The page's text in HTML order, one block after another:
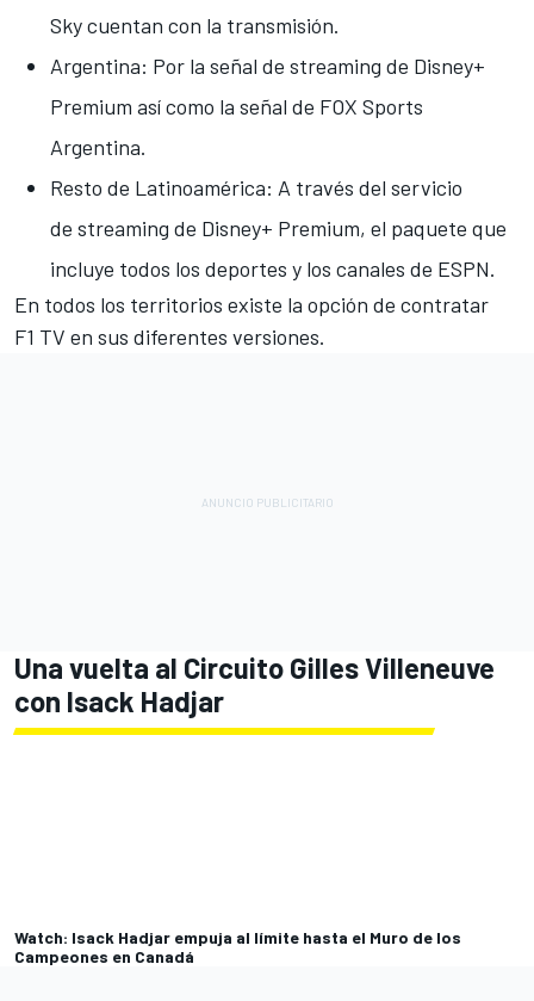
Sky cuentan con la transmisión.
Argentina: Por la señal de streaming de Disney+
Premium así como la señal de FOX Sports
Argentina.
Resto de Latinoamérica: A través del servicio
de streaming de Disney+ Premium, el paquete que
incluye todos los deportes y los canales de ESPN.
En todos los territorios existe la opción de contratar
F1 TV en sus diferentes versiones.
Una vuelta al Circuito Gilles Villeneuve
con Isack Hadjar
Watch: Isack Hadjar empuja al límite hasta el Muro de los
Campeones en Canadá